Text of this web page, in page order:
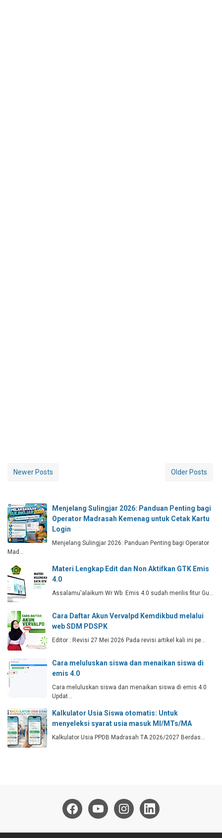
Newer Posts Older Posts
Menjelang Sulingjar 2026: Panduan Penting bagi
Operator Madrasah Kemenag untuk Cetak Kartu
Login
Menjelang Sulingjar 2026: Panduan Penting bagi Operator
Mad…
Materi Lengkap Edit dan Non Aktifkan GTK Emis
4.0
Assalamu'alaikum Wr Wb Emis 4.0 sudah merilis fitur Gu…
Cara Daftar Akun Vervalpd Kemdikbud melalui
web SDM PDSPK
Editor : Revisi 27 Mei 2026 Pada revisi artikel kali ini pe…
Cara meluluskan siswa dan menaikan siswa di
emis 4.0
Cara meluluskan siswa dan menaikan siswa di emis 4.0
Updat…
Kalkulator Usia Siswa otomatis: Untuk
menyeleksi syarat usia masuk MI/MTs/MA
Kalkulator Usia PPDB Madrasah TA 2026/2027 Berdas…